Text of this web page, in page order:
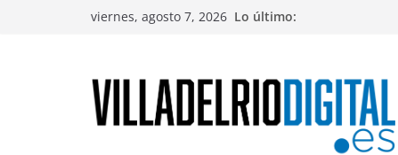
viernes, agosto 7, 2026 Lo último: